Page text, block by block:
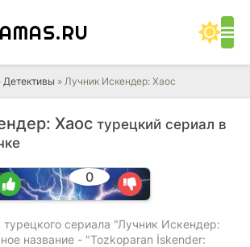
.RU
Детективы » Лучник Искендер: Хаос
Хаос турецкий сериал в
0
0 0
сериала "Лучник Искендер:
название - "Tozkoparan İskender: